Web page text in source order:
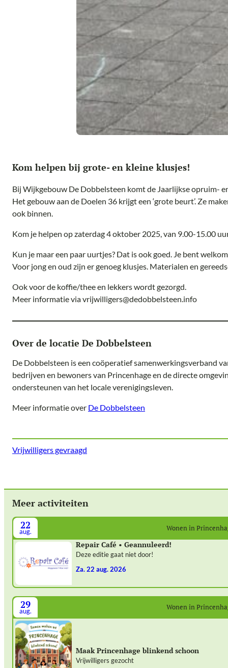
Kom helpen bij grote- en kleine klusjes!
Bij Wijkgebouw De Dobbelsteen komt de Jaarlijkse opruim-
Het gebouw aan de Doelen 36 krijgt een ‘grote beurt’. Ze
ook binnen.
Kom je helpen op zaterdag 4 oktober 2025, van 9.00-15.00
Kun je maar een paar uurtjes? Dat is ook goed. Je bent
Voor jong en oud zijn er genoeg klusjes. Materialen en
Ook voor de koffie/thee en lekkers wordt gezorgd.
Meer informatie via vrijwilligers@dedobbelsteen.info
Over de locatie De Dobbelsteen
De Dobbelsteen is een coöperatief samenwerkingsverband
bedrijven en bewoners van Princenhage en de directe
ondersteunen van het locale verenigingsleven.
Meer informatie over De Dobbelsteen
Vrijwilligers gevraagd
Meer activiteiten
22
aug. Wonen in
Repair Café • Geannuleerd!
Deze editie gaat niet door!
za. 22 aug. 2026
29
aug. Wonen in
Maak Princenhage blinkend schoon
Vrijwilligers gezocht